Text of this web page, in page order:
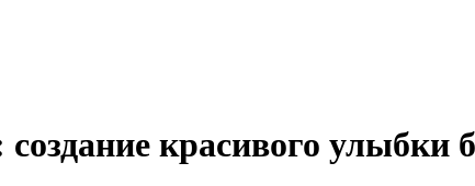
красивого улыбки